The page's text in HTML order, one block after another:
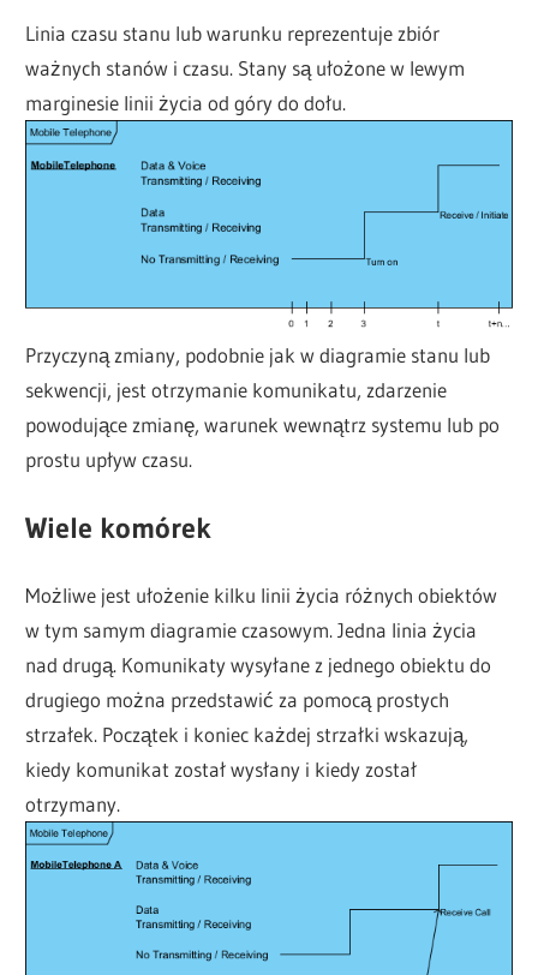
Linia czasu stanu lub warunku reprezentuje zbiór
ważnych stanów i czasu. Stany są ułożone w lewym
marginesie linii życia od góry do dołu.
Przyczyną zmiany, podobnie jak w diagramie stanu lub
sekwencji, jest otrzymanie komunikatu, zdarzenie
powodujące zmianę, warunek wewnątrz systemu lub po
prostu upływ czasu.
Wiele komórek
Możliwe jest ułożenie kilku linii życia różnych obiektów
w tym samym diagramie czasowym. Jedna linia życia
nad drugą. Komunikaty wysyłane z jednego obiektu do
drugiego można przedstawić za pomocą prostych
strzałek. Początek i koniec każdej strzałki wskazują,
kiedy komunikat został wysłany i kiedy został
otrzymany.